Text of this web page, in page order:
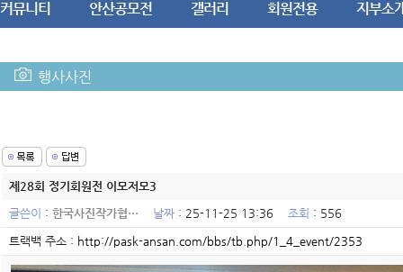
커뮤니티 안산공모전 갤러리 회원전용 지부소
행사사진
제28회 정기회원전 이모저모3
글쓴이 : 한국사진작가협… 날짜 : 25-11-25 13:36 조회 : 556
트랙백 주소 : http://pask-ansan.com/bbs/tb.php/1_4_event/2353